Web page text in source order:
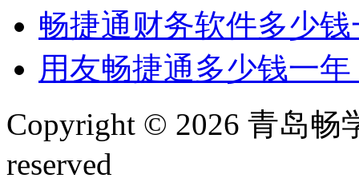
畅捷通财务软件多少
用友畅捷通多少钱一
Copyright © 2026 青岛
reserved